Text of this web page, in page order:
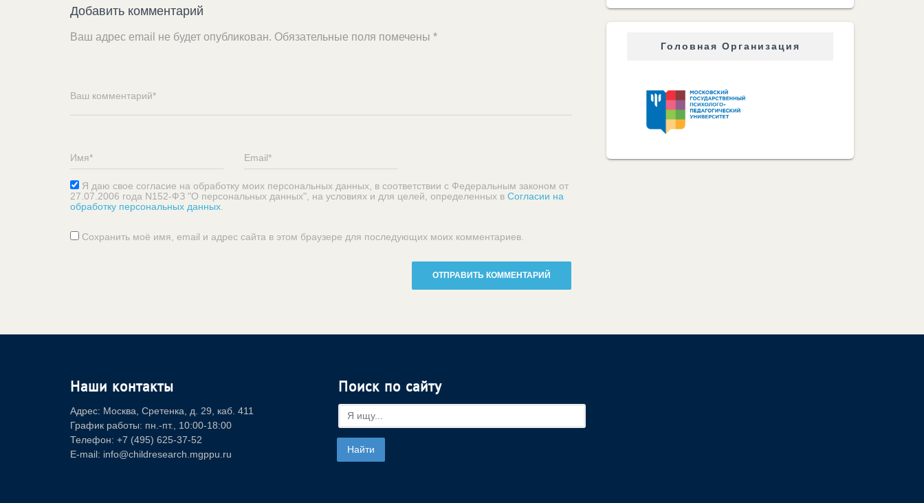
Добавить комментарий
Ваш адрес email не будет опубликован. Обязательные поля помечены *
Я даю свое согласие на обработку моих персональных данных, в соответствии с Федеральным законом от
27.07.2006 года N152-ФЗ "О персональных данных", на условиях и для целей, определенных в Согласии на
обработку персональных данных
Сохранить моё имя, email и адрес сайта в этом браузере для последующих моих комментариев.
Головная Организация
Наши контакты
Адрес: Москва, Сретенка, д. 29, каб. 411
График работы: пн.-пт., 10:00-18:00
Телефон: +7 (495) 625-37-52
E-mail: info@childresearch.mgppu.ru
Поиск по сайту